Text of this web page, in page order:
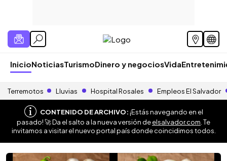
InicioNoticiasTurismoDinero y negociosVida
Terremotos Lluvias Hospital Rosales Empleos El Salvador
CONTENIDO DE ARCHIVO:¡Estás navegando en el
pasado! 🚀 Da el salto a la nueva versión deelsalvador.com . Te
invitamos a visitar el nuevo portal país donde coincidimos todos.